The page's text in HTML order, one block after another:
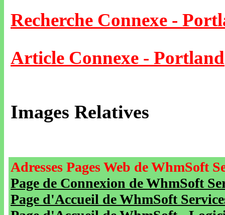
Recherche Connexe -
Article Connexe - Portland
Images Relatives
Adresses Pages Web de WhmSoft
Page de Connexion de WhmSoft
Page d'Accueil de WhmSoft